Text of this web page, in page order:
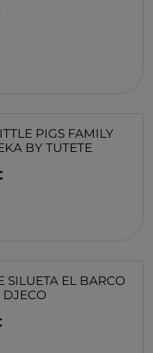
PIGS FAMILY
BY TUTETE
SILUETA EL BARCO
DJECO